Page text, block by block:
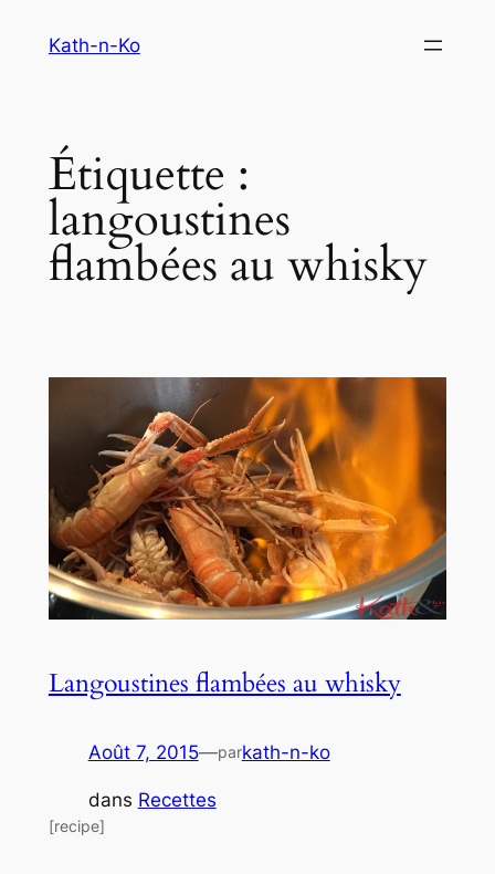
Kath-n-Ko
Étiquette :
langoustines
flambées au whisky
Langoustines flambées au whisky
Août 7, 2015—parkath-n-ko
dans Recettes
[recipe]